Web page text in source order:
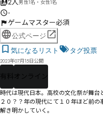
2人男性1名・女性1名
-
ゲームマスター必須
公式ページ
気になるリスト
タグ投票
2023年07月15日公開
有料 オンライン
時代は現代日本。高校の文化祭が舞台
２０？？年の現代にて１０年ほど前
解き明かしていく。